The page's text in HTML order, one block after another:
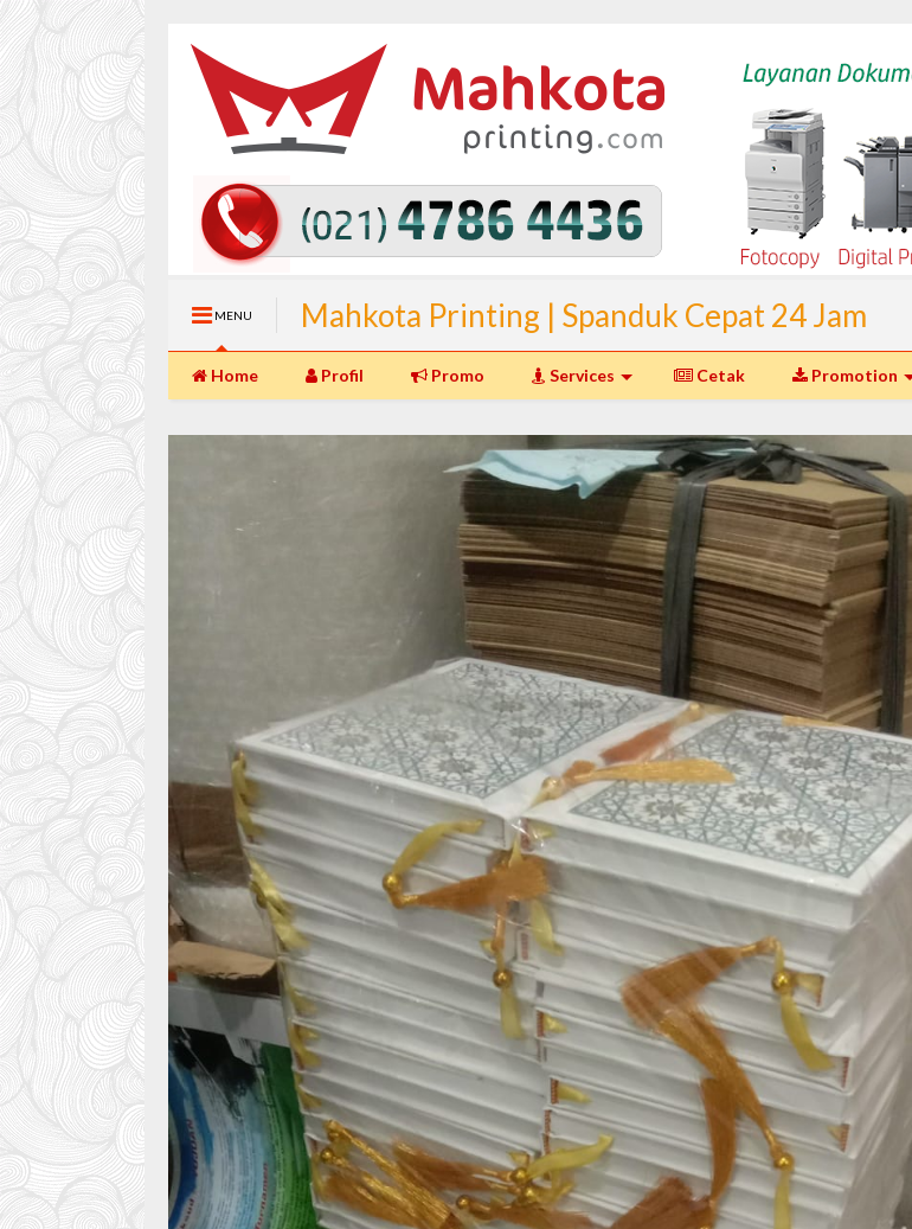
MENU
Mahkota Printing | Spanduk Cepat 24 Jam
(Langsung Jadi) I Spanduk Murah Jakarta dan
Percetakan
Home Profil Promo Services Cetak Promotion